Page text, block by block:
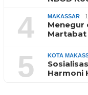
4 MAKASSAR
Menegur
Martabat
5 KOTA
Harmoni